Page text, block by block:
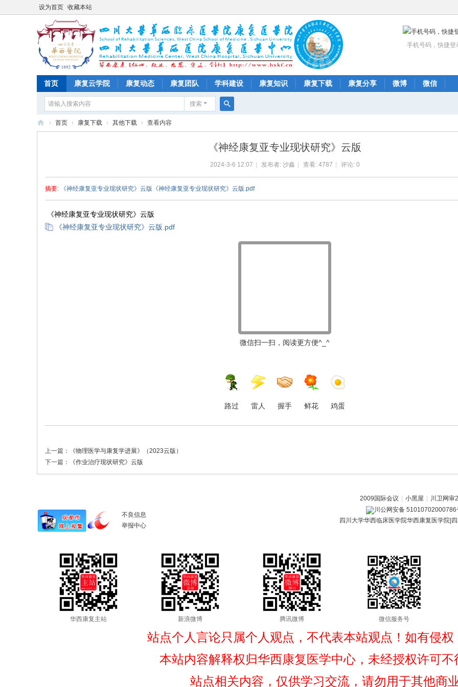
设为首页 收藏本站
手机号码，快捷登
首页 康复云学院 康复动态 康复团队 学科建设 康复知识 康复下载 康复分享 微博 微信
搜索
索
› 首页 › 康复下载 › 其他下载 › 查看内容
《神经康复亚专业现状研究》云版
2024-3-6 12:07 发布者: 沙鑫 查看: 4787 评论: 0
摘要: 《神经康复亚专业现状研究》云版《神经康复亚专业现状研究》云版.pdf
《神经康复亚专业现状研究》云版
《神经康复亚专业现状研究》云版.pdf
微信扫一扫，阅读更方便^_^
路过 雷人 握手 鲜花 鸡蛋
上一篇：
《物理医学与康复学进展》（2023云版）
下一篇：
《作业治疗现状研究》云版
2009国际会议 小黑屋 川卫网审
不良信息
举报中心
川公网安备 51010702000786
四川大学华西临床医学院华西康复医学院|
华西康复主站 新浪微博 腾讯微博 微信服务号
站点个人言论只属个人观点，不代表本站观点！如有侵权
本站内容解释权归华西康复医学中心，未经授权许可不
站点相关内容，仅供学习交流，请勿用于其他商